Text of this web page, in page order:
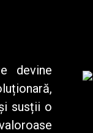
devine
susții o